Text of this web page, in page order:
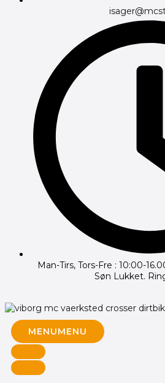
Man-Tirs, Tors-Fre : 10:00-
Søn Lukket.
MENUMENU